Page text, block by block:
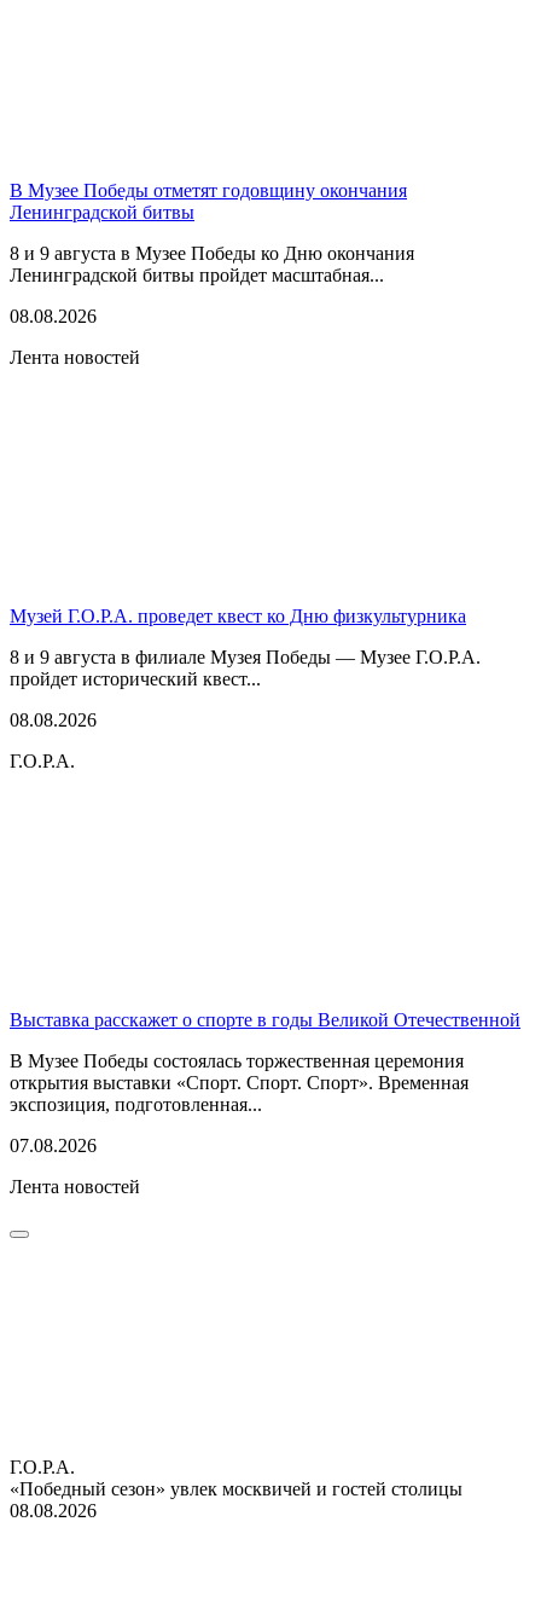
В Музее Победы отметят годовщину окончания
Ленинградской битвы
8 и 9 августа в Музее Победы ко Дню окончания
Ленинградской битвы пройдет масштабная...
08.08.2026
Лента новостей
Музей Г.О.Р.А. проведет квест ко Дню физкультурника
8 и 9 августа в филиале Музея Победы — Музее Г.О.Р.А.
пройдет исторический квест...
08.08.2026
Г.О.Р.А.
Выставка расскажет о спорте в годы Великой Отечественной
В Музее Победы состоялась торжественная церемония
открытия выставки «Спорт. Спорт. Спорт». Временная
экспозиция, подготовленная...
07.08.2026
Лента новостей
Г.О.Р.А.
«Победный сезон» увлек москвичей и гостей столицы
08.08.2026